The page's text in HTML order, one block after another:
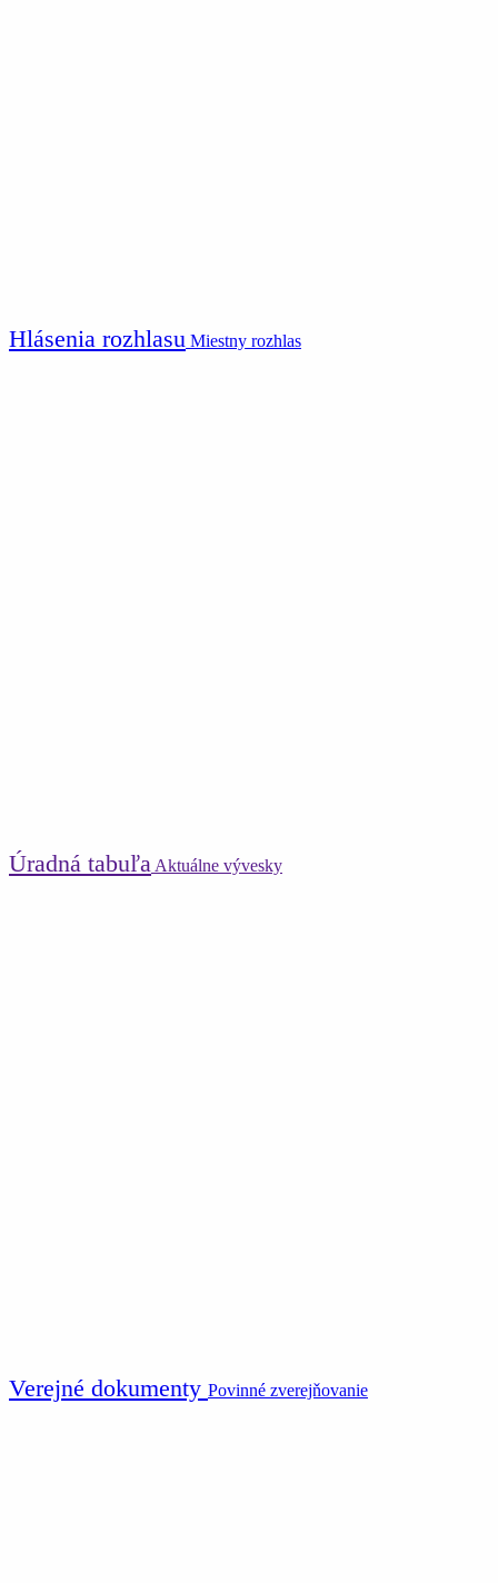
Hlásenia rozhlasu Miestny rozhlas
Úradná tabuľa Aktuálne vývesky
Verejné dokumenty Povinné zverejňovanie